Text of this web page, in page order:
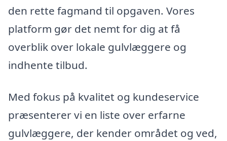
den rette fagmand til opgaven. Vores
platform gør det nemt for dig at få
overblik over lokale gulvlæggere og
indhente tilbud.
Med fokus på kvalitet og kundeservice
præsenterer vi en liste over erfarne
gulvlæggere, der kender området og ved,